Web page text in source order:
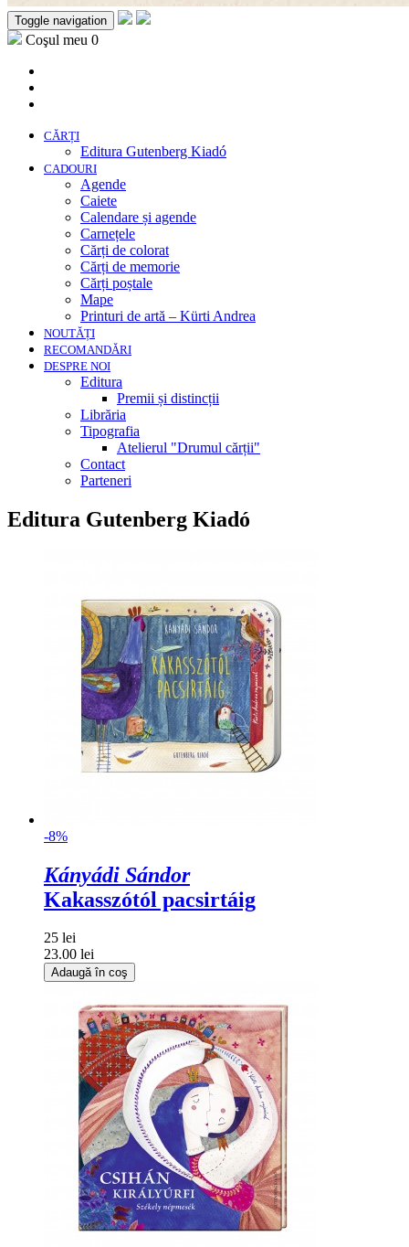
Toggle navigation
Coşul meu 0
CĂRȚI
Editura Gutenberg Kiadó
CADOURI
Agende
Caiete
Calendare și agende
Carnețele
Cărți de colorat
Cărți de memorie
Cărți poștale
Mape
Printuri de artă – Kürti Andrea
NOUTĂȚI
RECOMANDĂRI
DESPRE NOI
Editura
Premii și distincții
Librăria
Tipografia
Atelierul "Drumul cărții"
Contact
Parteneri
Editura Gutenberg Kiadó
-8%
Kányádi Sándor
Kakasszótól pacsirtáig
25 lei
23.00 lei
Adaugă în coş